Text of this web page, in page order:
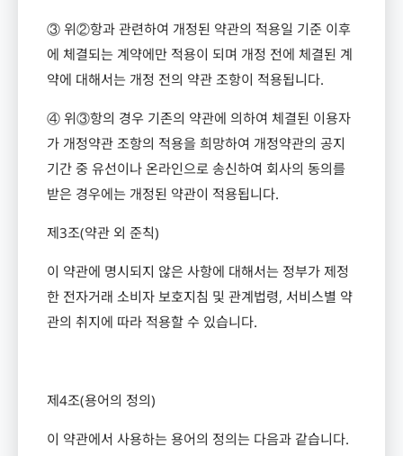
③ 위②항과 관련하여 개정된 약관의 적용일 기준 이후
에 체결되는 계약에만 적용이 되며 개정 전에 체결된 계
약에 대해서는 개정 전의 약관 조항이 적용됩니다.
④ 위③항의 경우 기존의 약관에 의하여 체결된 이용자
가 개정약관 조항의 적용을 희망하여 개정약관의 공지
기간 중 유선이나 온라인으로 송신하여 회사의 동의를
받은 경우에는 개정된 약관이 적용됩니다.
제3조(약관 외 준칙)
이 약관에 명시되지 않은 사항에 대해서는 정부가 제정
한 전자거래 소비자 보호지침 및 관계법령, 서비스별 약
관의 취지에 따라 적용할 수 있습니다.
제4조(용어의 정의)
이 약관에서 사용하는 용어의 정의는 다음과 같습니다.